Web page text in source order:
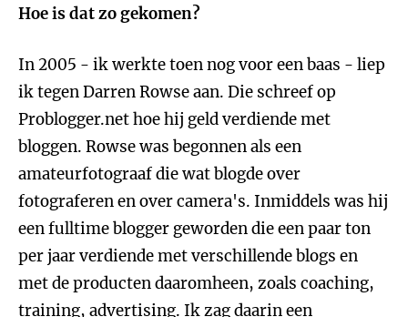
Hoe is dat zo gekomen?
In 2005 - ik werkte toen nog voor een baas - liep
ik tegen Darren Rowse aan. Die schreef op
Problogger.net hoe hij geld verdiende met
bloggen. Rowse was begonnen als een
amateurfotograaf die wat blogde over
fotograferen en over camera's. Inmiddels was hij
een fulltime blogger geworden die een paar ton
per jaar verdiende met verschillende blogs en
met de producten daaromheen, zoals coaching,
training, advertising. Ik zag daarin een